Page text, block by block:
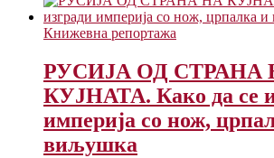
Книжевна репортажа
РУСИЈА ОД СТРАНА
КУЈНАТА. Како да се
империја со нож,
виљушка